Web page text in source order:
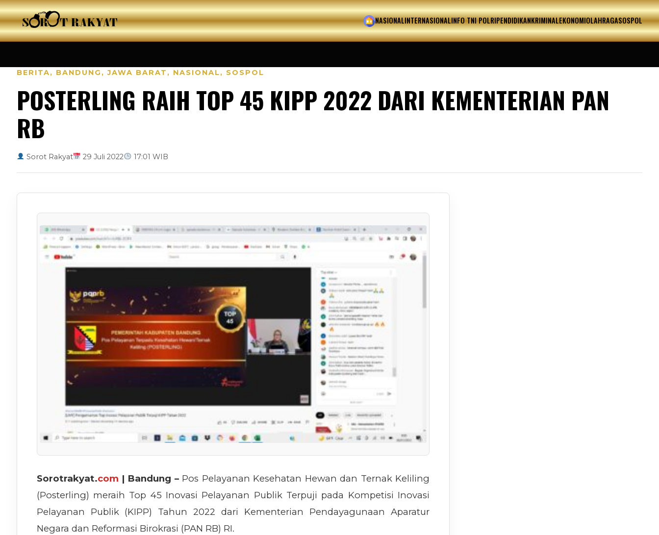
HOME
NASIONALINTERNASIONALINFO TNI POLRIPENDIDIKANKRIMINALEKONOMIOLAHRAGASOSPOL
BERITA, BANDUNG ,JAWA BARAT , NASIONAL, SOSPOL
POSTERLING RAIH TOP 45 KIPP 2022 DARI KEMENTERIAN PAN
RB
Sorot Rakyat 29 Juli 2022 17:01 WIB
Sorotrakyat.com | Bandung – Pos Pelayanan Kesehatan Hewan dan Ternak Keliling
(Posterling) meraih Top 45 Inovasi Pelayanan Publik Terpuji pada Kompetisi Inovasi
Pelayanan Publik (KIPP) Tahun 2022 dari Kementerian Pendayagunaan Aparatur
Negara dan Reformasi Birokrasi (PAN RB) RI.